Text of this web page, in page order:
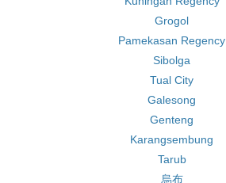
Grogol
Pamekasan Regency
Sibolga
Tual City
Galesong
Genteng
Karangsembung
Tarub
烏布